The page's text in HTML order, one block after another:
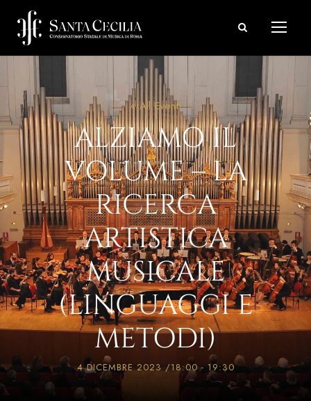
« All Eventi
ALZIAMO IL
VOLUME – LA
RICERCA
ARTISTICA
MUSICALE
(LINGUAGGI E
METODI)
4 DICEMBRE 2023 /18:00-19:30